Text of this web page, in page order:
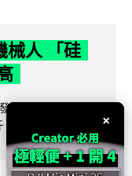
械人 「硅
出首款 AI 性愛機械
內置 165 種親密...×